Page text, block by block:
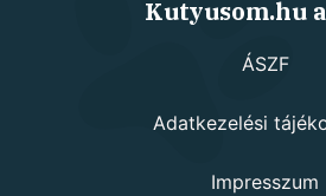
Kutyusom.hu
ÁSZF
Adatkezelési
Impresszum